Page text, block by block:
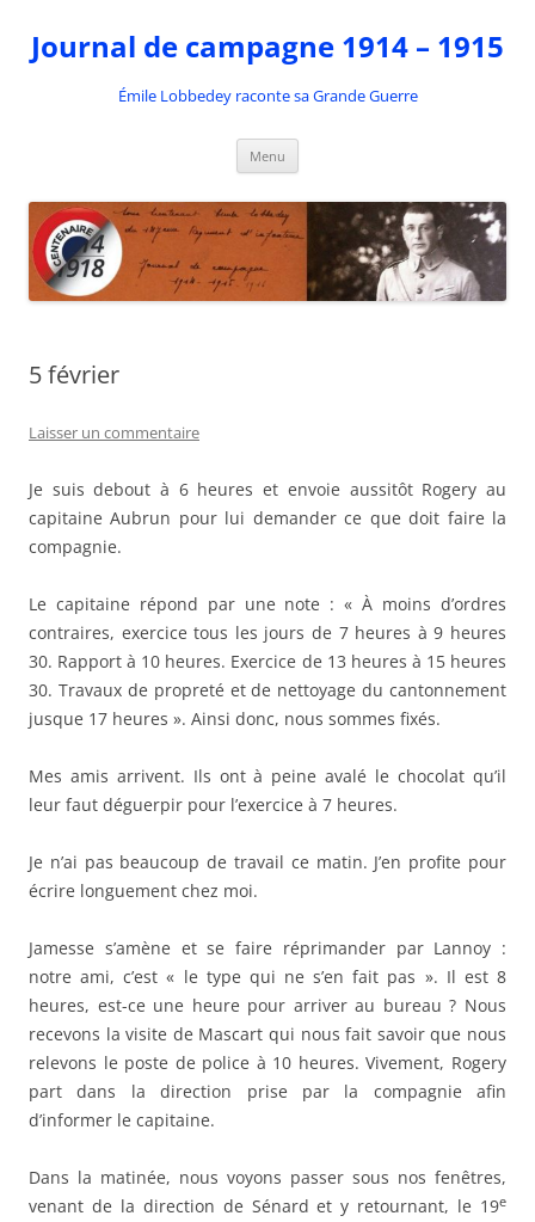
contenu
Journal de campagne 1914 – 1915
Émile Lobbedey raconte sa Grande Guerre
Menu
5 février
Laisser un commentaire
Je suis debout à 6 heures et envoie aussitôt Rogery au
capitaine Aubrun pour lui demander ce que doit faire la
compagnie.
Le capitaine répond par une note : « À moins d’ordres
contraires, exercice tous les jours de 7 heures à 9 heures
30. Rapport à 10 heures. Exercice de 13 heures à 15 heures
30. Travaux de propreté et de nettoyage du cantonnement
jusque 17 heures ». Ainsi donc, nous sommes fixés.
Mes amis arrivent. Ils ont à peine avalé le chocolat qu’il
leur faut déguerpir pour l’exercice à 7 heures.
Je n’ai pas beaucoup de travail ce matin. J’en profite pour
écrire longuement chez moi.
Jamesse s’amène et se faire réprimander par Lannoy :
notre ami, c’est « le type qui ne s’en fait pas ». Il est 8
heures, est-ce une heure pour arriver au bureau ? Nous
recevons la visite de Mascart qui nous fait savoir que nous
relevons le poste de police à 10 heures. Vivement, Rogery
part dans la direction prise par la compagnie afin
d’informer le capitaine.
Dans la matinée, nous voyons passer sous nos fenêtres,
venant de la direction de Sénard et y retournant, le 19e